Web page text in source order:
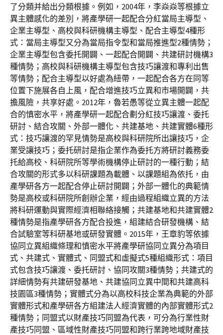
了分類并給出分類根據。例如，2004年，李焱焱等根據立
異主體感化的差別，將產學研一起配合分紅當局主導型、
企業主導型、高校與科研機構主導型、配合主導型4種形
式：當局主導型又分為當局指令型和當局推進型2種情勢；
企業主導型包含委托開闢、一起配合開闢、共建研討機構3
種情勢；高校與科研機構主導型包含技巧讓渡和專利出售
等情勢；配合主導型以好處為紐帶，一起配合各方在同等
位置下施展各自上風，配合增進技巧立異和市場開闢，共
擔風險，共享好處。2012年，魯若愚等從立異主體一起配
合的慎密水平，將產學研一起配合劃分紅技巧讓渡、委托
研討、結合攻關、外部一體化、共建基地、共建實體6種形
式：技巧讓渡的罕見情勢是高校與科研院所出讓技巧，企
業受讓技巧；委托研討是指企業作為委托方將研討義務委
托給高校、科研院所等學術機構停止研討的一種行動；結
合攻關的形式多以科研課題為載體、以課題組為依托，由
產學研各方一起配合停止研討開闢；外部一體化的典範情
勢是高校或科研院所創辦企業，經由過程組織立異的方法
將科研運動與實際經濟相聯絡接觸；共建基地和共建實體2
種情勢是指產學研各方配合投進，組建結合研發機構、結
合試驗室等科研基地或研發實體。2015年，王章豹等依據
協同立異組織條理和慎密水平將產學研協同立異分為項目
式、共建式、實體式、同盟式和虛擬式5種組織形式：項目
式包含技巧讓渡、委托研討、協同攻關3種情勢；共建式的
詳細情勢有共建研發基地、共建協同立異中間和共建高科
技園區3種情勢；實體式分為以高校科技企業為典範的外部
實體形式和產學研各方組建法人經濟實體的內部實體形式2
種情勢；同盟式以財產技巧同盟為代表，可分為行業性財
產技巧同盟、區域性財產技巧同盟和跨行業跨地域財產技